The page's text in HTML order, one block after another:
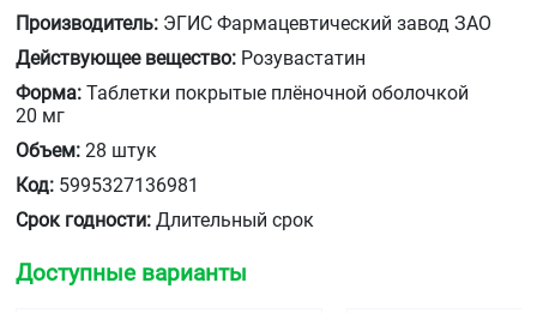
Производитель: ЭГИС Фармацевтический завод ЗАО
Действующее вещество: Розувастатин
Форма: Таблетки покрытые плёночной оболочкой
20 мг
Объем: 28 штук
Код: 5995327136981
Срок годности: Длительный срок
Доступные варианты